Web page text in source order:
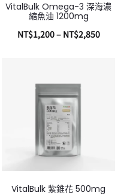
VitalBulk Omega-3 深海濃
縮魚油 1200mg
NT$1,200– NT$2,850
VitalBulk 紫錐花 500mg